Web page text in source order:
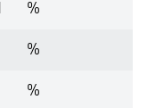
%
%
%